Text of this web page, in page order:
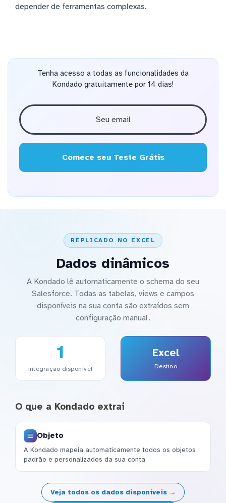
depender de ferramentas complexas.
Tenha acesso a todas as funcionalidades da
Kondado gratuitamente por 14 dias!
Comece seu Teste Grátis
REPLICADO NO EXCEL
Dados dinâmicos
A Kondado lê automaticamente o schema do seu
Salesforce. Todas as tabelas, views e campos
disponíveis na sua conta são extraídos sem
configuração manual.
1
integração disponível
Excel
Destino
O que a Kondado extrai
Objeto
A Kondado mapeia automaticamente todos os objetos
padrão e personalizados da sua conta
Veja todos os dados disponíveis →